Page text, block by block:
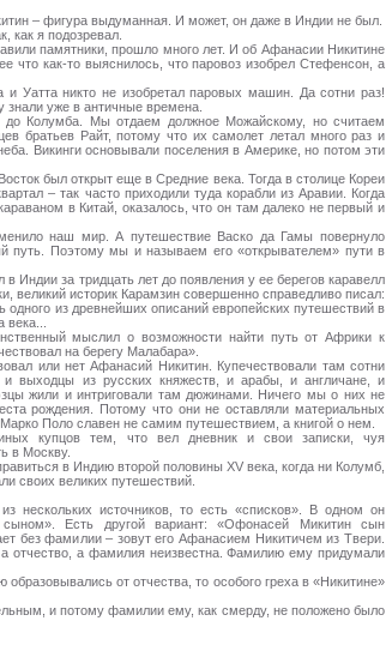
– фигура выдуманная. И может, он даже в Индии не был.
как я подозревал.
памятники, прошло много лет. И об Афанасии Никитине
что как-то выяснилось, что паровоз изобрел Стефенсон, а
и Уатта никто не изобретал паровых машин. Да сотни раз!
знали уже в античные времена.
Колумба. Мы отдаем должное Можайскому, но считаем
братьев Райт, потому что их самолет летал много раз и
Викинги основывали поселения в Америке, но потом эти
был открыт еще в Средние века. Тогда в столице Кореи
– так часто приходили туда корабли из Аравии. Когда
в Китай, оказалось, что он там далеко не первый и
наш мир. А путешествие Васко да Гамы повернуло
путь. Поэтому мы и называем его «открывателем» пути в
Индии за тридцать лет до появления у ее берегов каравелл
великий историк Карамзин совершенно справедливо писал:
одного из древнейших описаний европейских путешествий в
века...
мыслил о возможности найти путь от Африки к
на берегу Малабара».
или нет Афанасий Никитин. Купечествовали там сотни
выходцы из русских княжеств, и арабы, и англичане, и
жили и интриговали там дюжинами. Ничего мы о них не
рождения. Потому что они не оставляли материальных
Поло славен не самим путешествием, а книгой о нем.
купцов тем, что вел дневник и свои записки, чуя
в Москву.
в Индию второй половины XV века, когда ни Колумб,
своих великих путешествий.
нескольких источников, то есть «списков». В одном он
Есть другой вариант: «Офонасей Микитин сын
без фамилии – зовут его Афанасием Никитичем из Твери.
отчество, а фамилия неизвестна. Фамилию ему придумали
от отчества, то особого греха в «Никитине»
и потому фамилии ему, как смерду, не положено было